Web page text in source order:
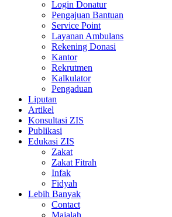
Login Donatur
Pengajuan Bantuan
Service Point
Layanan Ambulans
Rekening Donasi
Kantor
Rekrutmen
Kalkulator
Pengaduan
Liputan
Artikel
Konsultasi ZIS
Publikasi
Edukasi ZIS
Zakat
Zakat Fitrah
Infak
Fidyah
Lebih Banyak
Contact
Majalah